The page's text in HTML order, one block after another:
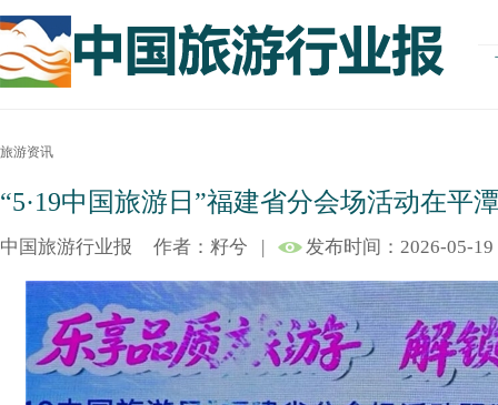
旅游资讯
“5·19中国旅游日”福建省分会场活动在平
中国旅游行业报 作者：籽兮 | 发布时间：2026-05-19